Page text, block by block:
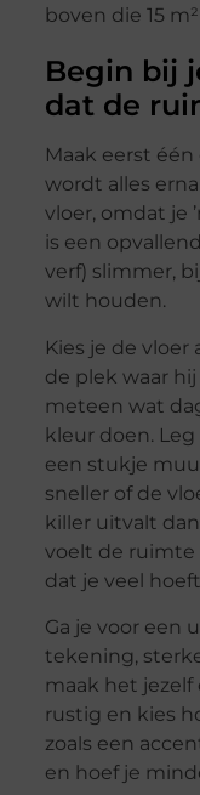
boven die 15
Begin bij
dat de
Maak eerst
wordt alles
vloer, omdat je
is een
verf) slimmer,
wilt houden.
Kies je de vloer
de plek waar
meteen wat
kleur doen.
een stukje
sneller of de
killer uitvalt
voelt de ruimte
dat je veel
Ga je voor een
tekening,
maak het
rustig en kies
zoals een
en hoef je